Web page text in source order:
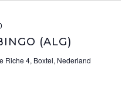
(ALG)
Riche 4, Boxtel, Nederland